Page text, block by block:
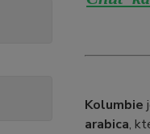
Kolumbie
arabica,